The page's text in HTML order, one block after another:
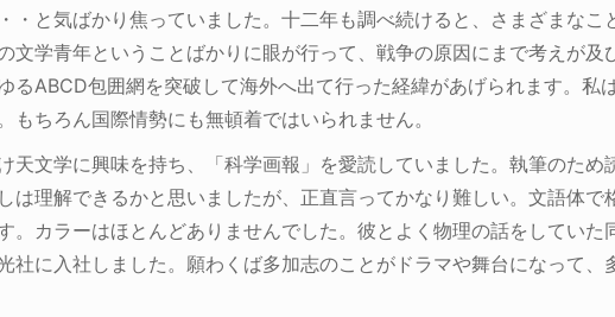
・と気ばかり焦っていました。十二年も調べ続けると、さまざまなこ
学青年ということばかりに眼が行って、戦争の原因にまで考えが及
るABCD包囲網を突破して海外へ出て行った経緯があげられます。私
ちろん国際情勢にも無頓着ではいられません。
天文学に興味を持ち、「科学画報」を愛読していました。執筆のため
は理解できるかと思いましたが、正直言ってかなり難しい。文語体で
。カラーはほとんどありませんでした。彼とよく物理の話をしていた
社に入社しました。願わくば多加志のことがドラマや舞台になって、